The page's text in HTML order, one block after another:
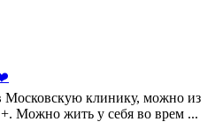
клинику, можно из
+. Можно жить у себя во врем ...